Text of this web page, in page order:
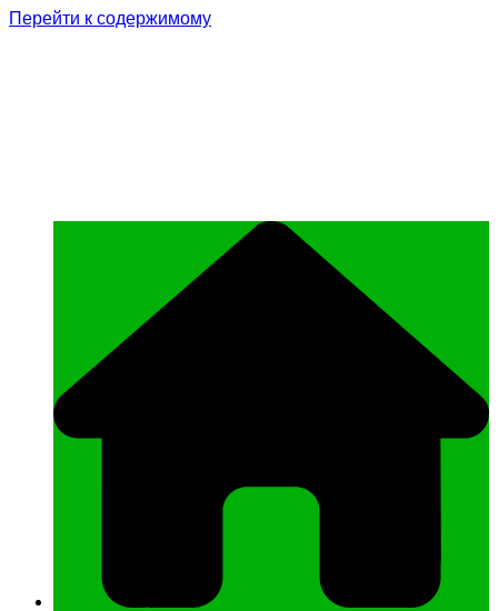
Перейти к содержимому